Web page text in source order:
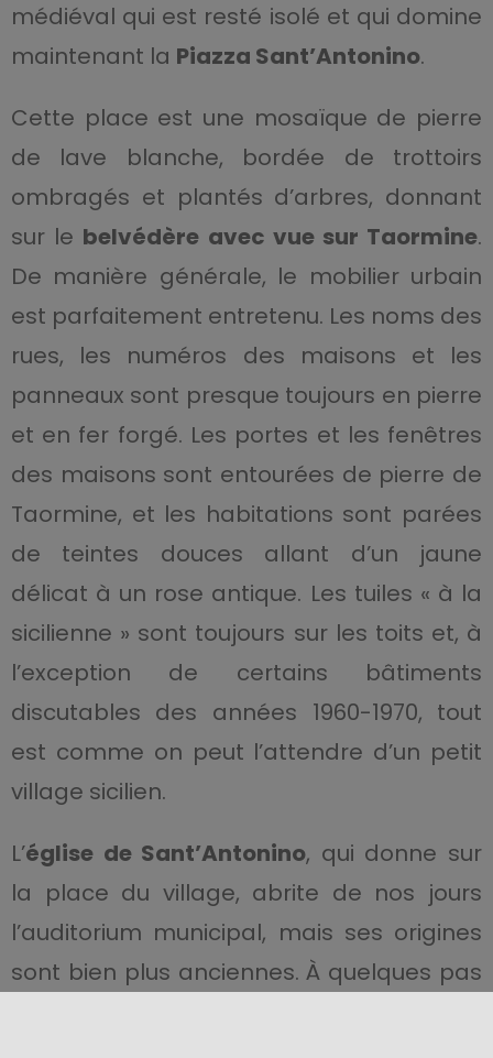
médiéval qui est resté isolé et qui domine
maintenant la Piazza Sant’Antonino.
Cette place est une mosaïque de pierre
de lave blanche, bordée de trottoirs
ombragés et plantés d’arbres, donnant
sur le belvédère avec vue sur Taormine.
De manière générale, le mobilier urbain
est parfaitement entretenu. Les noms des
rues, les numéros des maisons et les
panneaux sont presque toujours en pierre
et en fer forgé. Les portes et les fenêtres
des maisons sont entourées de pierre de
Taormine, et les habitations sont parées
de teintes douces allant d’un jaune
délicat à un rose antique. Les tuiles « à la
sicilienne » sont toujours sur les toits et, à
l’exception de certains bâtiments
discutables des années 1960-1970, tout
est comme on peut l’attendre d’un petit
village sicilien.
L’église de Sant’Antonino, qui donne sur
la place du village, abrite de nos jours
l’auditorium municipal, mais ses origines
sont bien plus anciennes. À quelques pas